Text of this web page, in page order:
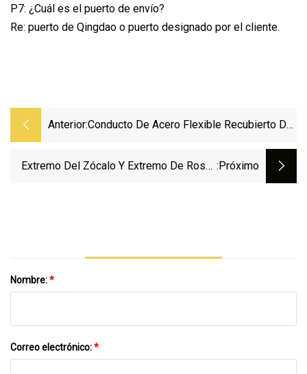
P7: ¿Cuál es el puerto de envío?
Re: puerto de Qingdao o puerto designado por el cliente.
Anterior:Conducto De Acero Flexible Recubierto De
Protección De Cables De Cables Eléctricos
Extremo Del Zócalo Y Extremo De Rosca :próximo
Nombre:*
Correo electrónico:*